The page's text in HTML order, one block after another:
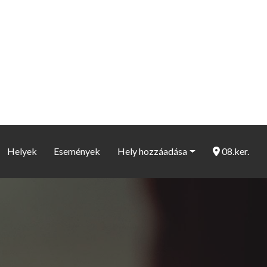
Helyek Események Hely hozzáadása 08.ker.